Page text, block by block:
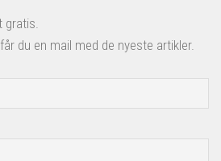
gratis.
du en mail med de nyeste artikler.